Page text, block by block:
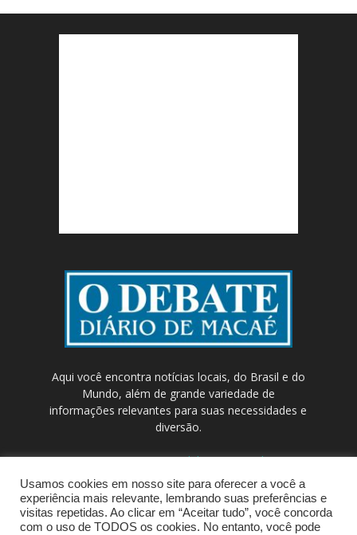
Aqui você encontra notícias locais, do Brasil e do
Mundo, além de grande variedade de
informações relevantes para suas necessidades e
diversão.
Contato:contato@odebateon.com.br /
comercia@odebateon.com.br
Usamos cookies em nosso site para oferecer a você a
experiência mais relevante, lembrando suas preferências e
visitas repetidas. Ao clicar em “Aceitar tudo”, você concorda
com o uso de TODOS os cookies. No entanto, você pode